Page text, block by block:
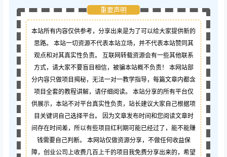
重要声明
本站所有内容仅供参考，分享出来是为了可以给大家提供新的
思路。 本站一切资源不代表本站立场，并不代表本站赞同其
观点和对其真实性负责。 互联网转载资源会有一些其他联系
方式，请大家不要盲目相信，被骗本站概不负责！ 本网站部
分内容只做项目揭秘，无法一对一教学指导，每篇文章内都含
项目全套的教程讲解，请仔细阅读。 本站分享的所有平台仅
供展示，本站不对平台真实性负责，站长建议大家自己根据项
目关键词自己选择平台。 因为文章发布时间和您阅读文章时
间存在时间差，所以有些项目红利期可能已经过了，能不能赚
钱需要自己判断。 本网站仅做资源分享，不做任何收益保
障，创业公司上收费几百上千的项目我免费分享出来的，希望